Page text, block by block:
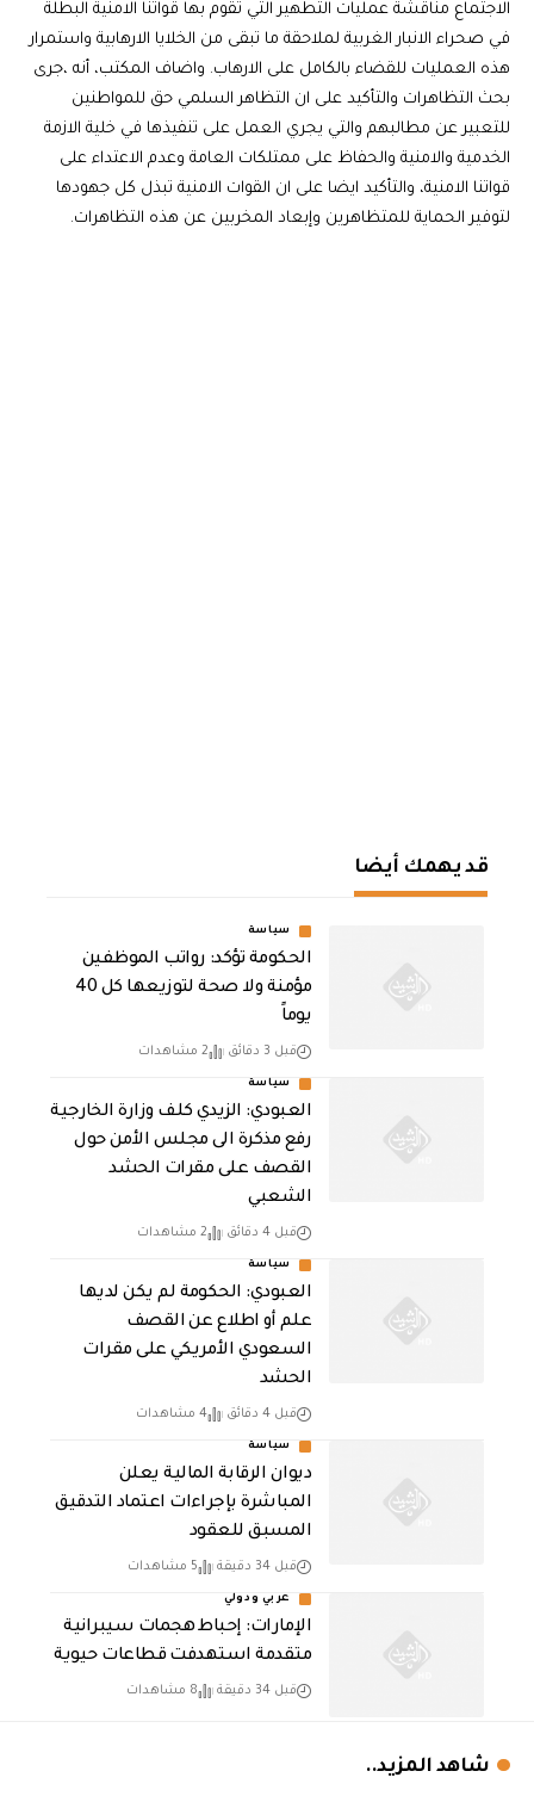
الاجتماع مناقشة عمليات التطهير التي تقوم بها قواتنا الامنية البطلة
في صحراء الانبار الغربية لملاحقة ما تبقى من الخلايا الارهابية واستمرار
هذه العمليات للقضاء بالكامل على الارهاب. واضاف المكتب، أنه ،جرى
بحث التظاهرات والتأكيد على ان التظاهر السلمي حق للمواطنين
للتعبير عن مطالبهم والتي يجري العمل على تنفيذها في خلية الازمة
الخدمية والامنية والحفاظ على ممتلكات العامة وعدم الاعتداء على
قواتنا الامنية، والتأكيد ايضا على ان القوات الامنية تبذل كل جهودها
لتوفير الحماية للمتظاهرين وإبعاد المخربين عن هذه التظاهرات.
قد يهمك أيضا
سياسة
الحكومة تؤكد: رواتب الموظفين
مؤمنة ولا صحة لتوزيعها كل 40
يوماً
قبل 3 دقائق 2 مشاهدات
سياسة
العبودي: الزيدي كلف وزارة الخارجية
رفع مذكرة الى مجلس الأمن حول
القصف على مقرات الحشد
الشعبي
قبل 4 دقائق 2 مشاهدات
سياسة
العبودي: الحكومة لم يكن لديها
علم أو اطلاع عن القصف
السعودي الأمريكي على مقرات
الحشد
قبل 4 دقائق 4 مشاهدات
سياسة
ديوان الرقابة المالية يعلن
المباشرة بإجراءات اعتماد التدقيق
المسبق للعقود
قبل 34 دقيقة 5 مشاهدات
عربي ودولي
الإمارات: إحباط هجمات سيبرانية
متقدمة استهدفت قطاعات حيوية
قبل 34 دقيقة 8 مشاهدات
شاهد المزيد..